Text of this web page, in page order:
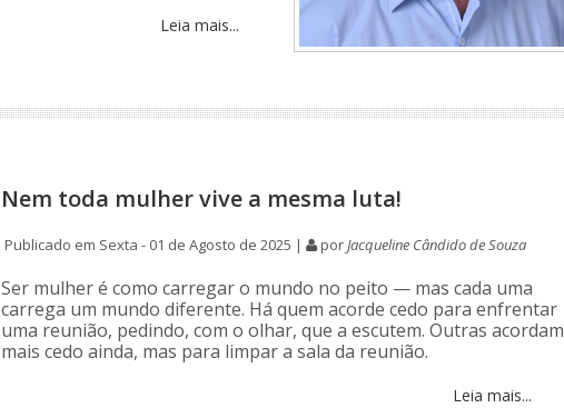
Leia mais...
Nem toda mulher vive a mesma luta!
Publicado em Sexta - 01 de Agosto de 2025 | porJacqueline Cândido de Souza
Ser mulher é como carregar o mundo no peito — mas cada uma
carrega um mundo diferente. Há quem acorde cedo para enfrentar
uma reunião, pedindo, com o olhar, que a escutem. Outras acordam
mais cedo ainda, mas para limpar a sala da reunião.
Leia mais...